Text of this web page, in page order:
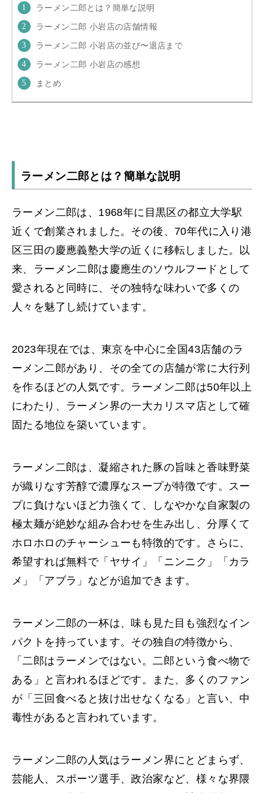
ラーメン二郎とは？簡単な説明
ラーメン二郎 小岩店の店舗情報
ラーメン二郎 小岩店の並び〜退店まで
ラーメン二郎 小岩店の感想
まとめ
ラーメン二郎とは？簡単な説明
ラーメン二郎は、1968年に目黒区の都立大学駅
近くで創業されました。その後、70年代に入り港
区三田の慶應義塾大学の近くに移転しました。以
来、ラーメン二郎は慶應生のソウルフードとして
愛されると同時に、その独特な味わいで多くの
人々を魅了し続けています。
2023年現在では、東京を中心に全国43店舗のラ
ーメン二郎があり、その全ての店舗が常に大行列
を作るほどの人気です。ラーメン二郎は50年以上
にわたり、ラーメン界の一大カリスマ店として確
固たる地位を築いています。
ラーメン二郎は、凝縮された豚の旨味と香味野菜
が織りなす芳醇で濃厚なスープが特徴です。スー
プに負けないほど力強くて、しなやかな自家製の
極太麺が絶妙な組み合わせを生み出し、分厚くて
ホロホロのチャーシューも特徴的です。さらに、
希望すれば無料で「ヤサイ」「ニンニク」「カラ
メ」「アブラ」などが追加できます。
ラーメン二郎の一杯は、味も見た目も強烈なイン
パクトを持っています。その独自の特徴から、
「二郎はラーメンではない。二郎という食べ物で
ある」と言われるほどです。また、多くのファン
が「三回食べると抜け出せなくなる」と言い、中
毒性があると言われています。
ラーメン二郎の人気はラーメン界にとどまらず、
芸能人、スポーツ選手、政治家など、様々な界隈